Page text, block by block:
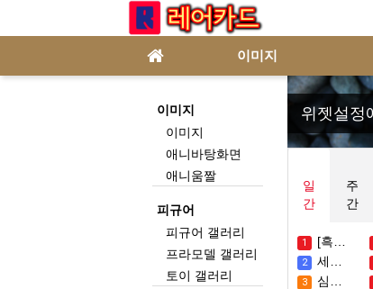
이미지
이미지
이미지
애니바탕화면
애니움짤
피규어
피규어 갤러리
프라모델 갤러리
토이 갤러리
위젯설정
일
간
주
간
1 [흑백요리사] 요리할때보다 더 놀라웠던 팀백수저 뒷마무리
2 세일러문 애니메이션 리메이크가 올 여름 넷플릭스 출
3 심슨에 카메오로 출연했던 레전드 가수